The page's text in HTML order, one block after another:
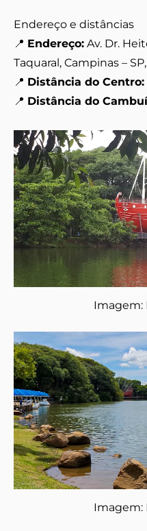
Endereço e distâncias
📍 Endereço: Av. Dr.
Taquaral, Campinas –
📍 Distância do Centro:
📍 Distância do
Imagem:
Imagem: